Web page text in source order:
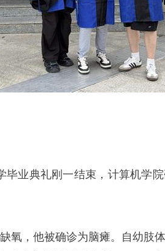
毕业典礼刚一结束，计算机学
氧，他被确诊为脑瘫。自幼肢